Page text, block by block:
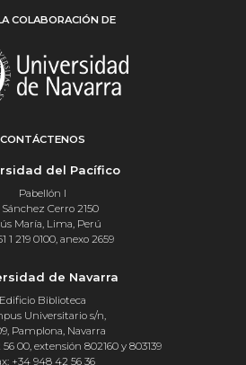
COLABORACIÓN DE
CONTÁCTENOS
del Pacífico
Pabellón I
Sánchez Cerro 2150
María, Lima, Perú
1 219 0100, anexo 2659
de Navarra
Edificio Biblioteca
Universitario s/n,
Pamplona, Navarra
00, extensión 802160 y 803139
+34 948 42 56 36